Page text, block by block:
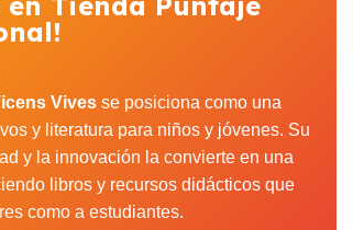
Vives se posiciona como una
y literatura para niños y jóvenes. Su
y la innovación la convierte en una
libros y recursos didácticos que
como a estudiantes.